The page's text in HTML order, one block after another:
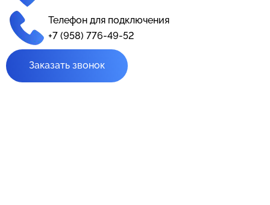
Телефон для подключения
+7 (958) 776-49-52
Заказать звонок